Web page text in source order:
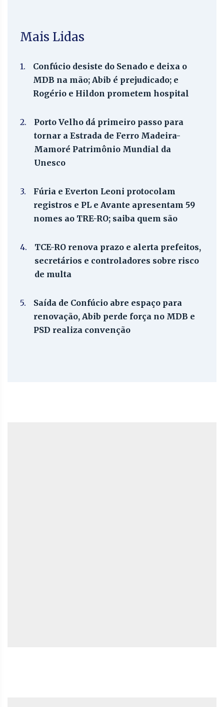
Mais Lidas
1.
Confúcio desiste do Senado e deixa o
MDB na mão; Abib é prejudicado; e
Rogério e Hildon prometem hospital
2.
Porto Velho dá primeiro passo para
tornar a Estrada de Ferro Madeira-
Mamoré Patrimônio Mundial da
Unesco
3.
Fúria e Everton Leoni protocolam
registros e PL e Avante apresentam 59
nomes ao TRE-RO; saiba quem são
4.
TCE-RO renova prazo e alerta prefeitos,
secretários e controladores sobre risco
de multa
5.
Saída de Confúcio abre espaço para
renovação, Abib perde força no MDB e
PSD realiza convenção